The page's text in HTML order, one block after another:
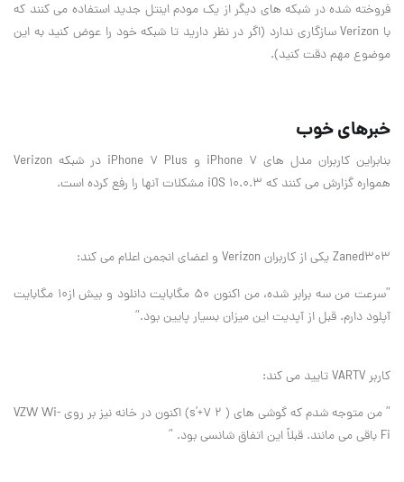
فروخته شده در شبکه های دیگر از یک مودم اینتل جدید استفاده می کنند که
با Verizon سازگاری ندارد (اگر در نظر دارید تا شبکه خود را عوض کنید به این
موضوع مهم دقت کنید).
خبرهای خوب
بنابراین کاربران مدل های iPhone 7 و iPhone 7 Plus در شبکه Verizon
همواره گزارش می کنند که iOS 10.0.3 مشکلات آنها را رفع کرده است.
Zaned303 یکی از کاربران Verizon و اعضای انجمن اعلام می کند:
”سرعت من سه برابر شده، من اکنون ۵۰ مگابایت دانلود و بیش از۱۰ مگابایت
آپلود دارم. قبل از آپدیت این میزان بسیار پایین بود.”
کاربر VARTV تایید می کند:
” من متوجه شدم که گوشی های ( ۲ ۷+’s) اکنون در خانه نیز بر روی VZW Wi-
Fi باقی می مانند. قبلاً این اتفاق شانسی بود. ”